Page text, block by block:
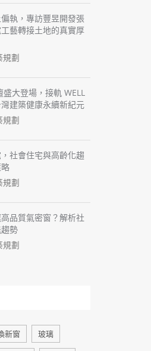
執，專訪豐昱開發張
藝轉接土地的真實厚
規劃
大登場，接軌 WELL
建築健康永續新紀元
規劃
社會住宅與高齡化趨
規劃
品質氣密窗？解析社
勢
規劃
新窗 玻璃